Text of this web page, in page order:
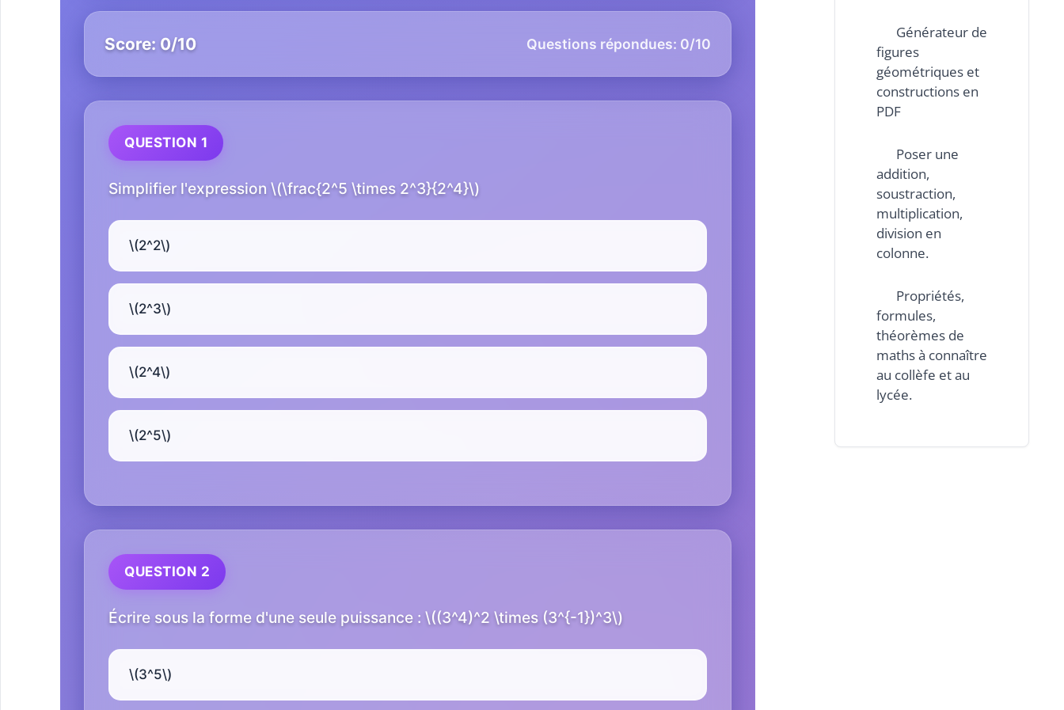
Score: 0/10 Questions répondues: 0/10
QUESTION 1
Simplifier l'expression \(\frac{2^5 \times 2^3}{2^4}\)
\(2^2\)
\(2^3\)
\(2^4\)
\(2^5\)
QUESTION 2
Écrire sous la forme d'une seule puissance : \((3^4)^2 \times (3^{-1})^3\)
\(3^5\)
Générateur de
figures
géométriques et
constructions en
PDF
Poser une
addition,
soustraction,
multiplication,
division en
colonne.
Propriétés,
formules,
théorèmes de
maths à connaître
au collèfe et au
lycée.